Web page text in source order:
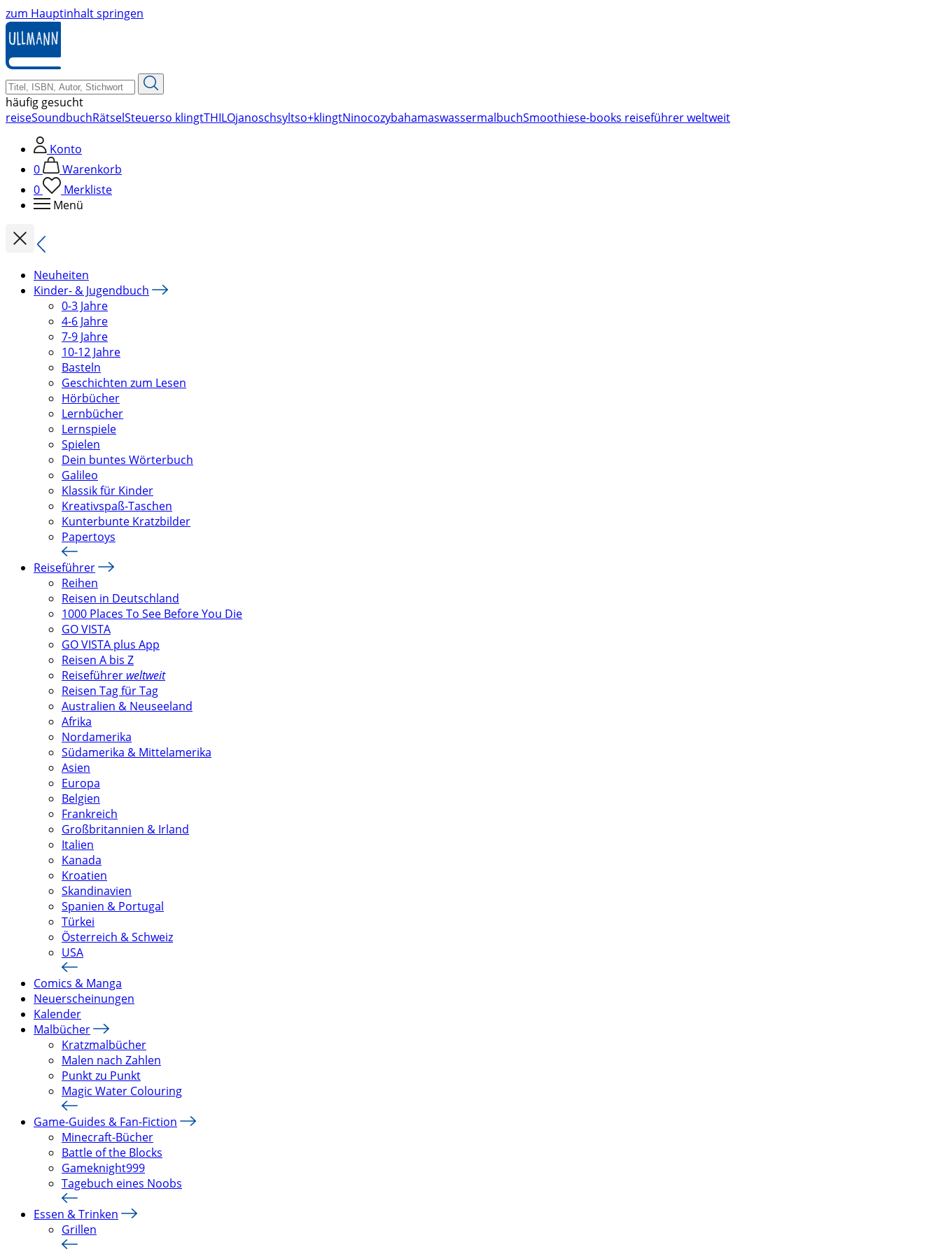
zum Hauptinhalt springen
häufig gesucht
reiseSoundbuchRätselSteuerso klingtTHILOjanoschsyltso+klingtNinocozybahamaswassermalbuchSmoothiese-books reiseführer weltweit
Konto
0
Warenkorb
0
Merkliste
Menü
Neuheiten
Kinder- & Jugendbuch
0-3 Jahre
4-6 Jahre
7-9 Jahre
10-12 Jahre
Basteln
Geschichten zum Lesen
Hörbücher
Lernbücher
Lernspiele
Spielen
Dein buntes Wörterbuch
Galileo
Klassik für Kinder
Kreativspaß-Taschen
Kunterbunte Kratzbilder
Papertoys
Reiseführer
Reihen
Reisen in Deutschland
1000 Places To See Before You Die
GO VISTA
GO VISTA plus App
Reisen A bis Z
Reiseführer weltweit
Reisen Tag für Tag
Australien & Neuseeland
Afrika
Nordamerika
Südamerika & Mittelamerika
Asien
Europa
Belgien
Frankreich
Großbritannien & Irland
Italien
Kanada
Kroatien
Skandinavien
Spanien & Portugal
Türkei
Österreich & Schweiz
USA
Comics & Manga
Neuerscheinungen
Kalender
Malbücher
Kratzmalbücher
Malen nach Zahlen
Punkt zu Punkt
Magic Water Colouring
Game-Guides & Fan-Fiction
Minecraft-Bücher
Battle of the Blocks
Gameknight999
Tagebuch eines Noobs
Essen & Trinken
Grillen